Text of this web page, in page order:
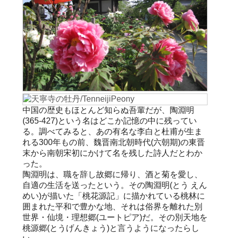
中国の歴史もほとんど知らぬ吾輩だが、陶淵明
(365-427)という名はどこか記憶の中に残ってい
る。調べてみると、あの有名な李白と杜甫が生ま
れる300年もの前、魏晋南北朝時代(六朝期)の東晋
末から南朝宋初にかけて名を残した詩人だとわか
った。
陶淵明は、職を辞し故郷に帰り、酒と菊を愛し、
自適の生活を送ったという。その陶淵明(とう えん
めい)が描いた「桃花源記」に描かれている桃林に
囲まれた平和で豊かな地、それは俗界を離れた別
世界・仙境・理想郷(ユートピア)だ。その別天地を
桃源郷(とうげんきょう)と言うようになったらし